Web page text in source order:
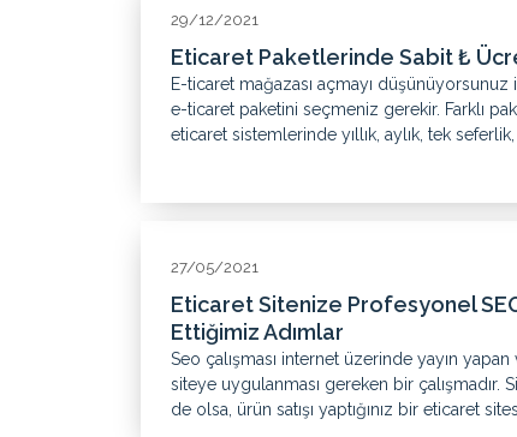
29/12/2021
Eticaret Paketlerinde Sabit ₺
E-ticaret mağazası açmayı
e-ticaret paketini seçmeniz gerekir. Farklı
eticaret sistemlerinde yıllık, aylık, tek
27/05/2021
Eticaret Sitenize Profesyonel
Ettiğimiz Adımlar
Seo çalışması internet üzerinde yayın
siteye uygulanması gereken bir çalışmadır.
de olsa, ürün satışı yaptığınız bir eticaret